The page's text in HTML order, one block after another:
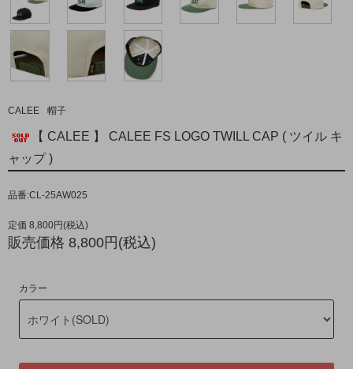
CALEE 帽子
【 CALEE 】 CALEE FS LOGO TWILL CAP ( ツイル キ
ャップ )
品番:CL-25AW025
定価 8,800円(税込)
販売価格 8,800円(税込)
カラー